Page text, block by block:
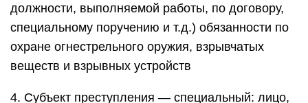
должности, выполняемой работы, по договору,
специальному поручению и т.д.) обязанности по
охране огнестрельного оружия, взрывчатых
веществ и взрывных устройств
4. Субъект преступления — специальный: лицо,